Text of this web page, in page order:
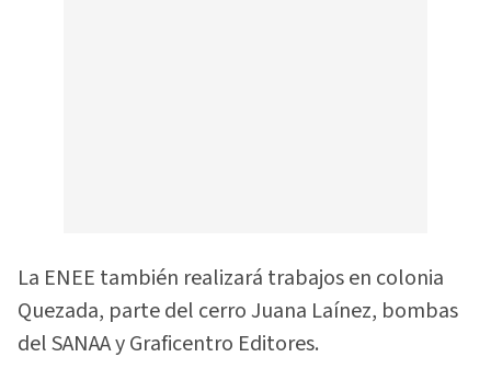
La ENEE también realizará trabajos en colonia
Quezada, parte del cerro Juana Laínez, bombas
del SANAA y Graficentro Editores.